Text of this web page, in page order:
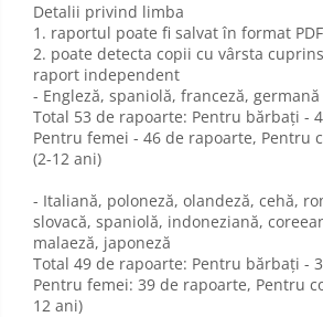
Detalii privind limba
1. raportul poate fi salvat în format
2. poate detecta copii cu vârsta
raport independent
- Engleză, spaniolă, franceză, germană
Total 53 de rapoarte: Pentru bărbați -
Pentru femei - 46 de rapoarte, Pentru
(2-12 ani)
- Italiană, poloneză, olandeză, cehă,
slovacă, spaniolă, indoneziană,
malaeză, japoneză
Total 49 de rapoarte: Pentru bărbați -
Pentru femei: 39 de rapoarte, Pentru
12 ani)